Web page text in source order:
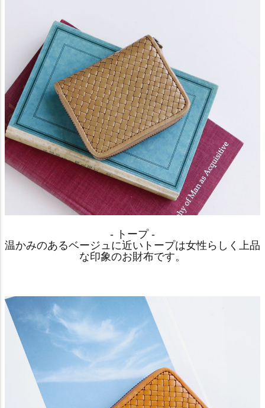
- トープ -
温かみのあるベージュに近いトープは女性らしく上品
な印象のお財布です。